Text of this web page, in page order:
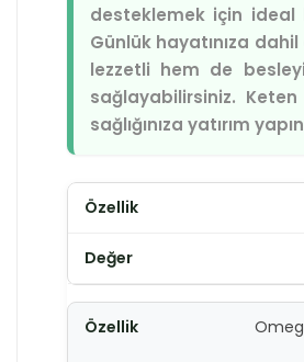
desteklemek için ideal
Günlük hayatınıza
lezzetli hem de
sağlayabilirsiniz.
sağlığınıza yatırım